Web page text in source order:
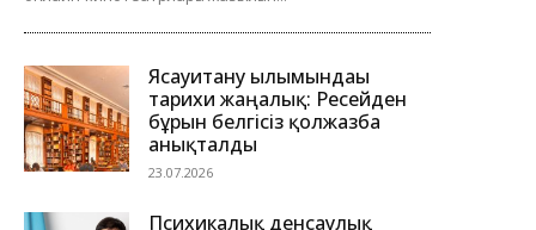
Ясауитану ғылымындағы
тарихи жаңалық: Ресейден
бұрын белгісіз қолжазба
анықталды
23.07.2026
Психикалық денсаулық